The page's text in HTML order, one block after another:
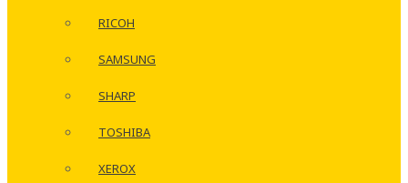
RICOH
SAMSUNG
SHARP
TOSHIBA
XEROX